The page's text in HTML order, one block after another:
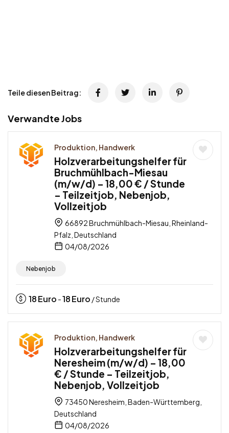
Teile diesen Beitrag:
Verwandte Jobs
Produktion, Handwerk
Holzverarbeitungshelfer für
Bruchmühlbach-Miesau
(m/w/d) – 18,00 € / Stunde
– Teilzeitjob, Nebenjob,
Vollzeitjob
66892 Bruchmühlbach-Miesau, Rheinland-
Pfalz, Deutschland
04/08/2026
Nebenjob
18Euro -18Euro / Stunde
Produktion, Handwerk
Holzverarbeitungshelfer für
Neresheim (m/w/d) – 18,00
€ / Stunde – Teilzeitjob,
Nebenjob, Vollzeitjob
73450 Neresheim, Baden-Württemberg,
Deutschland
04/08/2026